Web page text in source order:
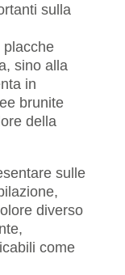
sulla
placche
sino alla
in
brunite
della
sulle
diverso
come